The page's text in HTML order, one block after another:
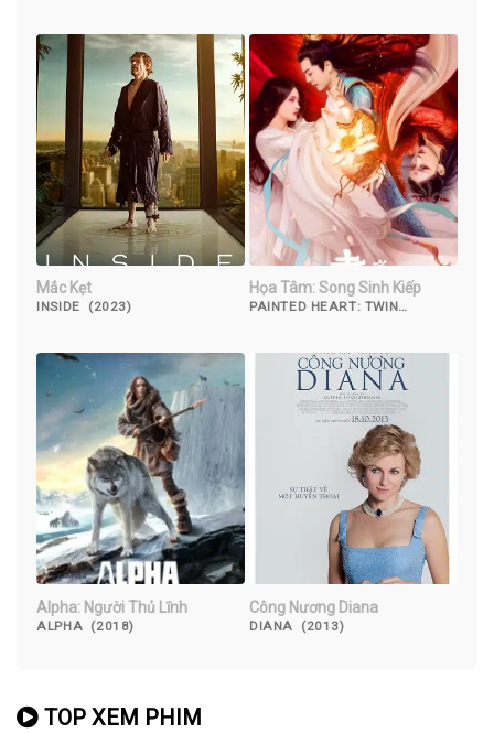
Mắc Kẹt
INSIDE (2023)
Họa Tâm: Song Sinh Kiếp
PAINTED HEART: TWIN
Alpha: Người Thủ Lĩnh
ALPHA (2018)
Công Nương Diana
DIANA (2013)
TOP XEM PHIM